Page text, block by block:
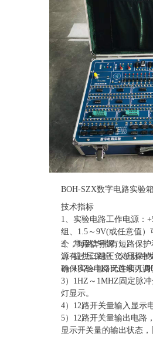
BOH-SZX数字电路实验
技术指标
1、实验电路工作电源：
组、1.5～9V(或任意值）
个，每路均带有短路保
源有过压保护、欠压保
确保实验电路元件和人身
2、常用信号源
1）提供二组正负单脉冲
2）1HZ～1KHZ连续可调
3）1HZ～1MHZ固定脉
灯显示。
4）12路开关量输入显示
5）12路开关量输出电路
显示开关量的输出状态，